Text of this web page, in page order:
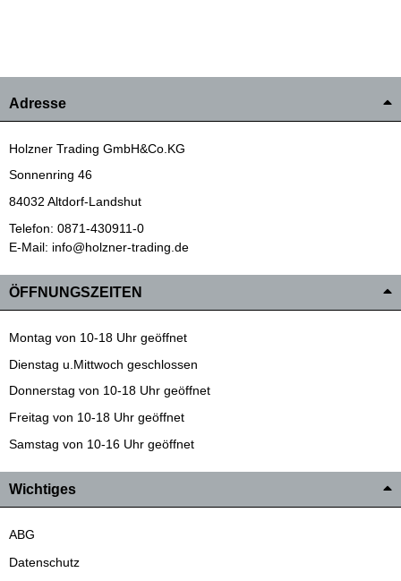
Adresse
Holzner Trading GmbH&Co.KG
Sonnenring 46
84032 Altdorf-Landshut
Telefon: 0871-430911-0
E-Mail: info@holzner-trading.de
ÖFFNUNGSZEITEN
Montag von 10-18 Uhr geöffnet
Dienstag u.Mittwoch geschlossen
Donnerstag von 10-18 Uhr geöffnet
Freitag von 10-18 Uhr geöffnet
Samstag von 10-16 Uhr geöffnet
Wichtiges
ABG
Datenschutz